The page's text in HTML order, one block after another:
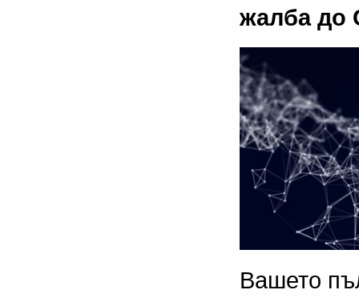
жалба
Вашето